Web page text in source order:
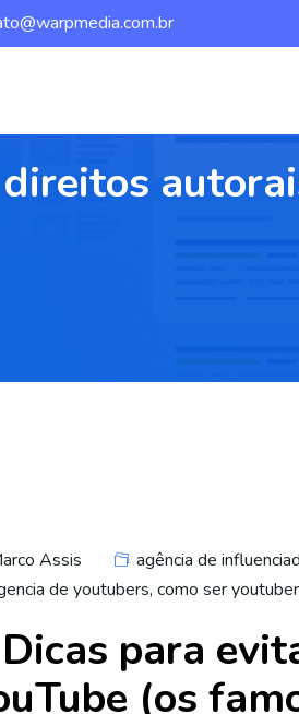
direitos
Assis agência de
de youtubers, como ser youtuber
para
(os